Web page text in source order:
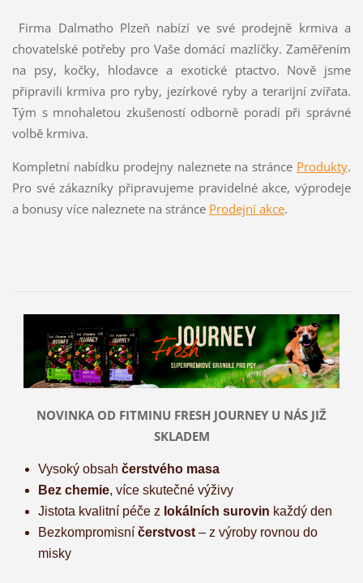
Firma Dalmatho Plzeň nabízí ve své prodejně krmiva a
chovatelské potřeby pro Vaše domácí mazlíčky. Zaměřením
na psy, kočky, hlodavce a exotické ptactvo. Nově jsme
připravili krmiva pro ryby, jezírkové ryby a terarijní zvířata.
Tým s mnohaletou zkušeností odborně poradí při správné
volbě krmiva.
Kompletní nabídku prodejny naleznete na stránce Produkty.
Pro své zákazníky připravujeme pravidelné akce, výprodeje
a bonusy více naleznete na stránce Prodejní akce.
NOVINKA OD FITMINU FRESH JOURNEY U NÁS JIŽ
SKLADEM
Vysoký obsah čerstvého masa
Bez chemie, více skutečné výživy
Jistota kvalitní péče z lokálních surovin každý den
Bezkompromisní čerstvost– z výroby rovnou do
misky